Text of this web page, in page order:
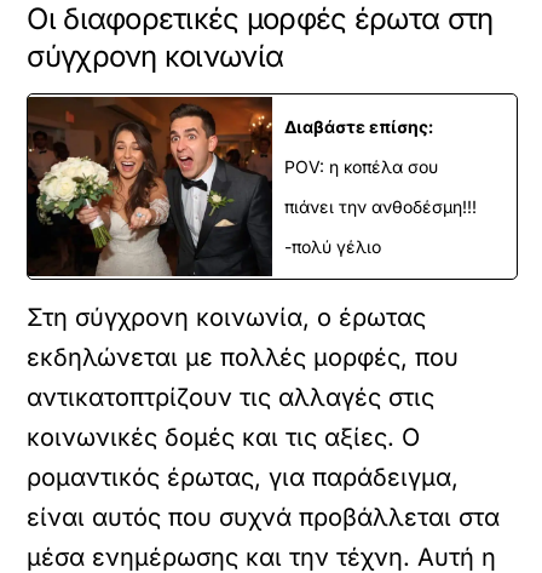
Οι διαφορετικές μορφές έρωτα στη
σύγχρονη κοινωνία
Διαβάστε επίσης:
POV: η κοπέλα σου
πιάνει την ανθοδέσμη!!!
-πολύ γέλιο
Στη σύγχρονη κοινωνία, ο έρωτας
εκδηλώνεται με πολλές μορφές, που
αντικατοπτρίζουν τις αλλαγές στις
κοινωνικές δομές και τις αξίες. Ο
ρομαντικός έρωτας, για παράδειγμα,
είναι αυτός που συχνά προβάλλεται στα
μέσα ενημέρωσης και την τέχνη. Αυτή η